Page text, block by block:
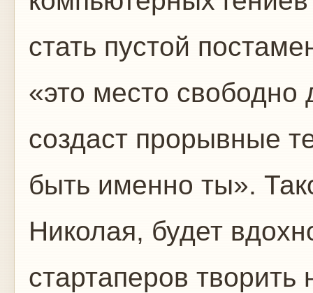
стать пустой
«это место свободно
создаст прорывные
быть именно ты».
Николая, будет
стартаперов